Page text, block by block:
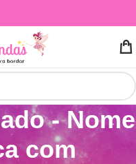
- Nome
com